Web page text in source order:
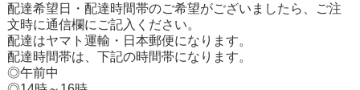
配達希望日・配達時間帯のご希望がございましたら、ご注
文時に通信欄にご記入ください。
配達はヤマト運輸・日本郵便になります。
配達時間帯は、下記の時間帯になります。
◎午前中